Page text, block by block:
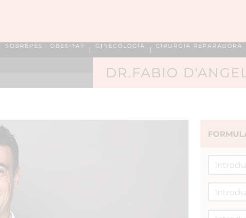
SOBREPÈS I OBESITAT GINECOLOGIA CIRURGIA REPARADORA
DR.FABIO